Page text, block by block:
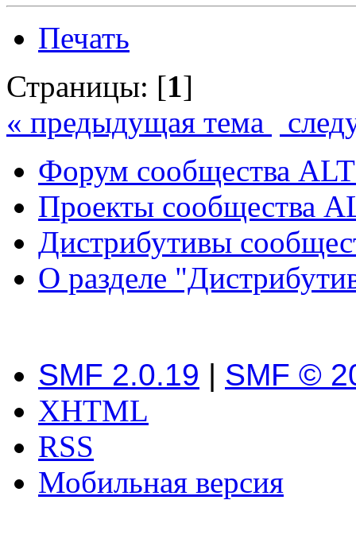
Печать
Страницы: [1]
« предыдущая тема
Форум сообщества
Проекты сообщества
Дистрибутивы
О разделе
SMF 2.0.19 | SMF ©
XHTML
RSS
Мобильная версия